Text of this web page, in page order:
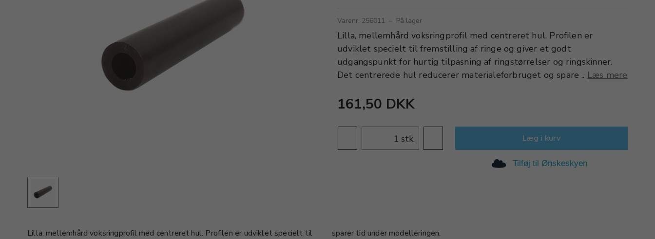
Varenr. 256011 – På lager
Lilla, mellemhård voksringprofil med centreret hul. Profilen er
udviklet specielt til fremstilling af ringe og giver et godt
udgangspunkt for hurtig tilpasning af ringstørrelser og ringskinner.
Det centrerede hul reducerer materialeforbruget og spare .. Læs mere
161,50 DKK
stk. Læg i kurv
Tilføj til Ønskeskyen
Lilla, mellemhård voksringprofil med centreret hul. Profilen er udviklet specielt til
sparer tid under modelleringen.